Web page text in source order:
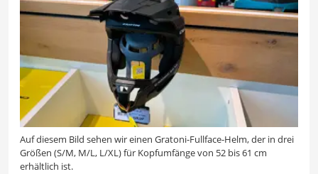
Auf diesem Bild sehen wir einen Gratoni-Fullface-Helm, der in drei
Größen (S/M, M/L, L/XL) für Kopfumfänge von 52 bis 61 cm
erhältlich ist.